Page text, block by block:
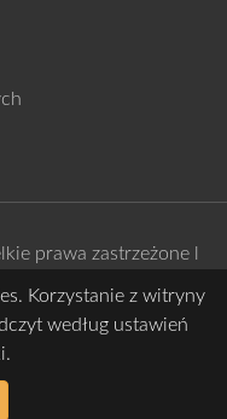
prawa zastrzeżone l
Korzystanie z witryny
według ustawień